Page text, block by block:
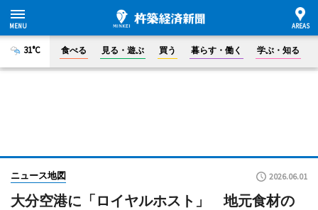
31°C 食べる 見る・遊ぶ 買う 暮らす・働く 学ぶ・知る
ニュース地図 2026.06.01
大分空港に「ロイヤルホスト」 地元食材の